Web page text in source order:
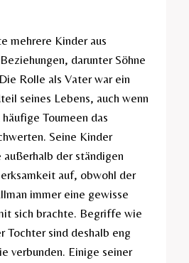
mehrere Kinder aus
darunter Söhne
Rolle als Vater war ein
seines Lebens, auch wenn
Tourneen das
Seine Kinder
der ständigen
auf, obwohl der
immer eine gewisse
sich brachte. Begriffe wie
Tochter sind deshalb eng
verbunden. Einige seiner